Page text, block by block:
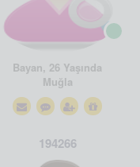
Bayan, 26 Yaşında
Muğla
194266